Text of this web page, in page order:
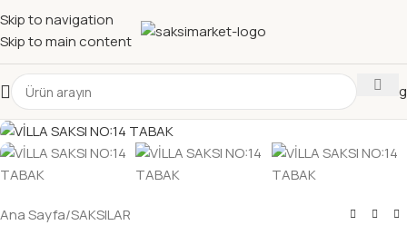
Skip to navigation
Skip to main content
Katalog
Ana Sayfa/SAKSILAR